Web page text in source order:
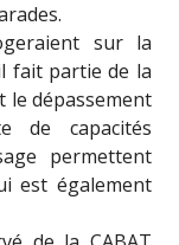
sur la
fait partie de la
le dépassement
de capacités
permettent
est également